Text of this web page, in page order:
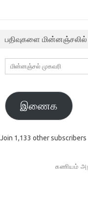
பதிவுகளை மின்னஞ்சலில்
மின்னஞ்சல்
முகவரி
இணைக
Join 1,133 other subscribers
கணியம்